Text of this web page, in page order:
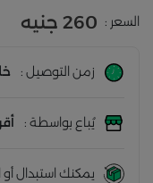
السعر : 260 جنيه
زمن التوصيل : خلال
يُباع بواسطة :
يمكنك استبدال أو